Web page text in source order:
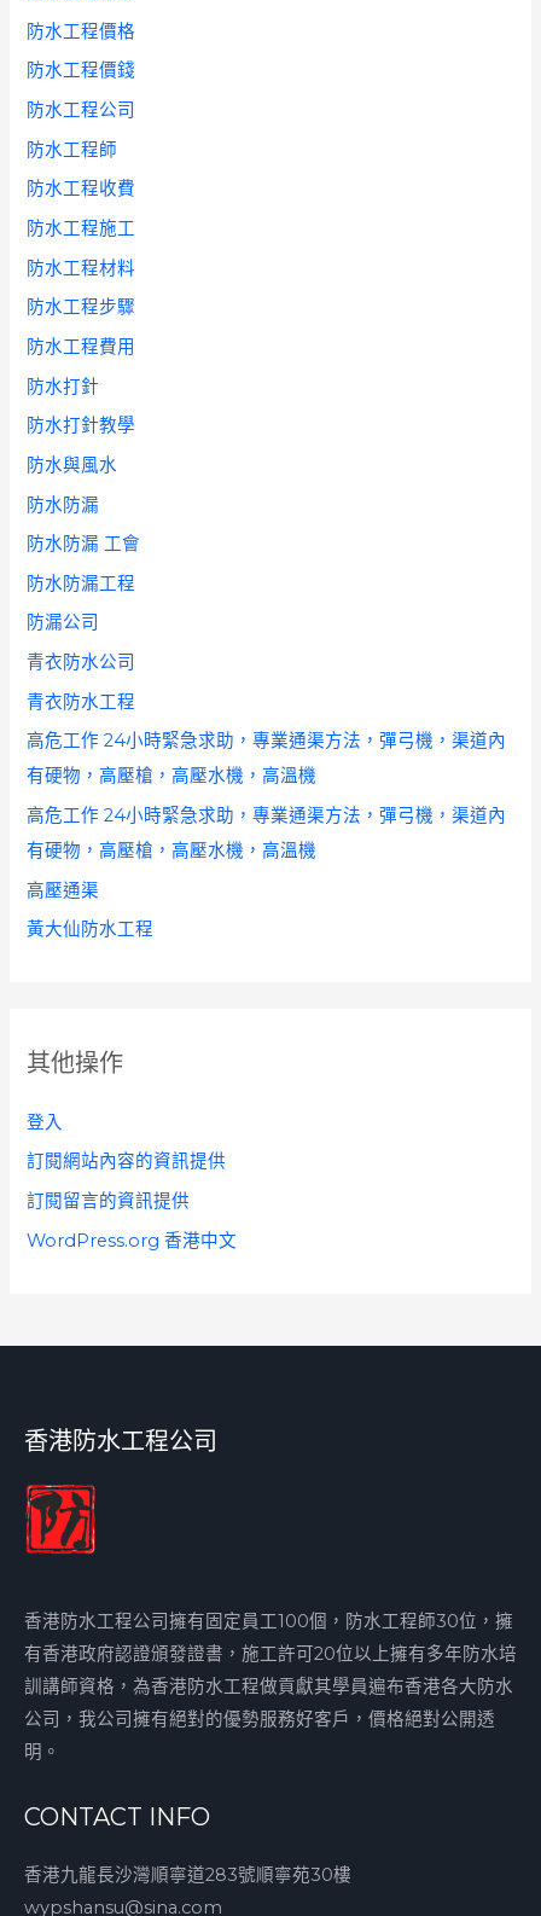
防水工程價格
防水工程價錢
防水工程公司
防水工程師
防水工程收費
防水工程施工
防水工程材料
防水工程步驟
防水工程費用
防水打針
防水打針教學
防水與風水
防水防漏
防水防漏 工會
防水防漏工程
防漏公司
青衣防水公司
青衣防水工程
高危工作 24小時緊急求助，專業通渠方法，彈弓機，渠道內
有硬物，高壓槍，高壓水機，高溫機
高危工作 24小時緊急求助，專業通渠方法，彈弓機，渠道內
有硬物，高壓槍，高壓水機，高溫機
高壓通渠
黃大仙防水工程
其他操作
登入
訂閱網站內容的資訊提供
訂閱留言的資訊提供
WordPress.org 香港中文
香港防水工程公司
香港防水工程公司擁有固定員工100個，防水工程師30位，擁
有香港政府認證頒發證書，施工許可20位以上擁有多年防水培
訓講師資格，為香港防水工程做貢獻其學員遍布香港各大防水
公司，我公司擁有絕對的優勢服務好客戶，價格絕對公開透
明。
CONTACT INFO
香港九龍長沙灣順寧道283號順寧苑30樓
wypshansu@sina.com